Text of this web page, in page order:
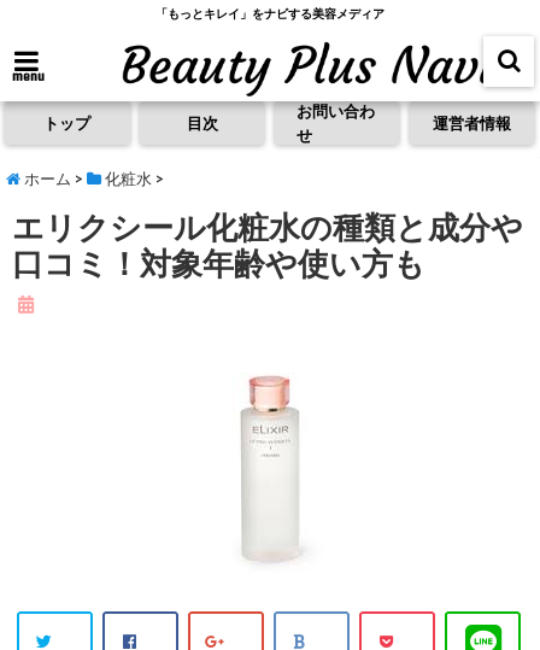
「もっとキレイ」をナビする美容メディア
menu
トップ 目次
お問い合わ
せ
運営者情報
ホーム > 化粧水 >
エリクシール化粧水の種類と成分や
口コミ！対象年齢や使い方も